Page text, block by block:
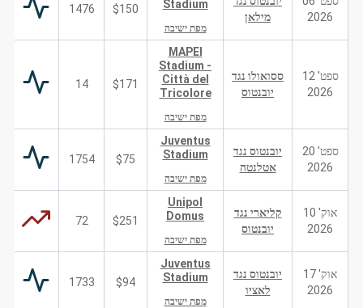
2026
מילאן
Stadium
מפת ישיבה
$150
1476
ספט' 12
2026
ססואולו נגד
יובנטוס
MAPEI
Stadium -
Città del
Tricolore
מפת ישיבה
$171
14
ספט' 20
2026
יובנטוס נגד
אטלנטה
Juventus
Stadium
מפת ישיבה
$75
1754
אוק' 10
2026
קליארי נגד
יובנטוס
Unipol
Domus
מפת ישיבה
$251
72
אוק' 17
2026
יובנטוס נגד
לאציו
Juventus
Stadium
מפת ישיבה
$94
1733